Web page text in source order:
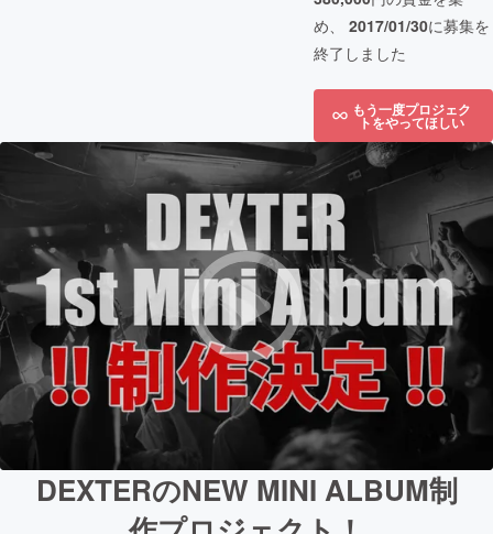
め、 2017/01/30に募集を
終了しました
もう一度プロジェク
トをやってほしい
DEXTERのNEW MINI ALBUM制